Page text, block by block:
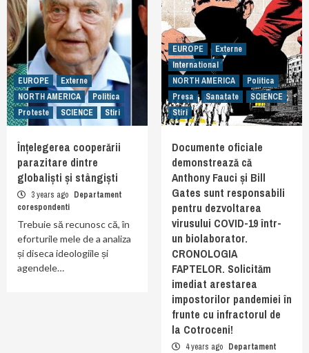
EUROPE
Externe
NORTH AMERICA
Politica
Proteste
SCIENCE Stiri
Înțelegerea cooperării
parazitare dintre
globaliști și stângiști
3 years ago Departament
corespondenti
Trebuie să recunosc că, în
eforturile mele de a analiza
și diseca ideologiile și
agendele…
EUROPE
Externe
International
NORTH AMERICA
Politica
Presa
Sanatate
SCIENCE
Stiri
Documente oficiale
demonstrează că
Anthony Fauci și Bill
Gates sunt responsabili
pentru dezvoltarea
virusului COVID-19 într-
un biolaborator.
CRONOLOGIA
FAPTELOR. Solicităm
imediat arestarea
impostorilor pandemiei în
frunte cu infractorul de
la Cotroceni!
4 years ago Departament